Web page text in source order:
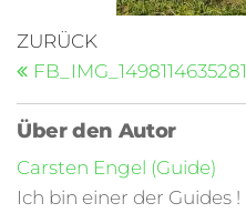
ZURÜCK
FB_IMG_1498114635281
Über den Autor
Carsten Engel (Guide)
Ich bin einer der Guides !